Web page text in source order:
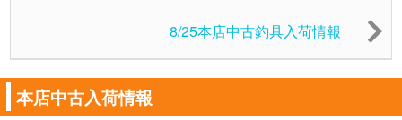
8/25本店中古釣具入荷情報
本店中古入荷情報